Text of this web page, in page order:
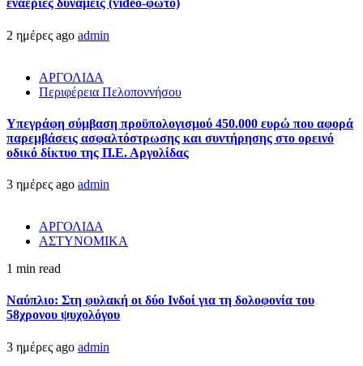
εναέριες δυνάμεις (video-φωτο)
2 ημέρες ago admin
ΑΡΓΟΛΙΔΑ
Περιφέρεια Πελοποννήσου
Υπεγράφη σύμβαση προϋπολογισμού 450.000 ευρώ που αφορά
παρεμβάσεις ασφαλτόστρωσης και συντήρησης στο ορεινό
οδικό δίκτυο της Π.Ε. Αργολίδας
3 ημέρες ago admin
ΑΡΓΟΛΙΔΑ
ΑΣΤΥΝΟΜΙΚΑ
1 min read
Ναύπλιο: Στη φυλακή οι δύο Ινδοί για τη δολοφονία του
58χρονου ψυχολόγου
3 ημέρες ago admin